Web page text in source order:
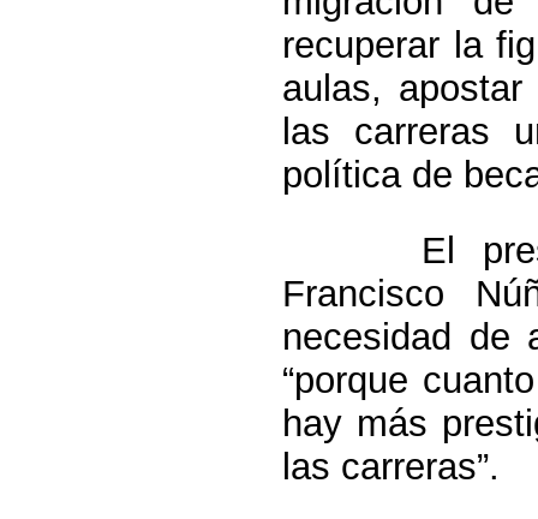
recuperar la
aulas,
las carreras
política de
El
Francisco
necesidad de
“porque
hay más
las carreras”.